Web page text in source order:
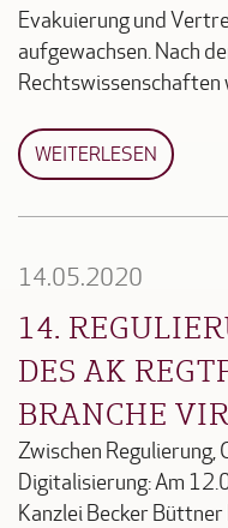
Evakuierung und
aufgewachsen. Nach
WEITERLESEN
14.05.2020
14.
DES AK
BRANCHE
Zwischen Regulierung,
Digitalisierung: Am
Kanzlei Becker